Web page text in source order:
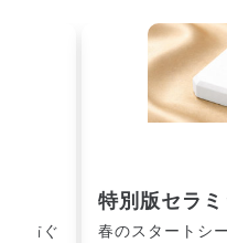
を防ぐ
詳細を見る
特別版セラ
春のスタートシ